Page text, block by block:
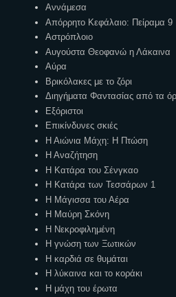
Αννάμεσα
Απόρρητο Κεφάλαιο: Πείραμα 9
Αστρόπλοιο
Αυγούστα Θεοφανώ η Λάκαινα
Αύρα
Βρικόλακες με το ζόρι
Διηγήματα Φαντασίας από τα
Εξόριστοι
Επικίνδυνες σκιές
Η Αιώνια Μάχη: Η Πτώση
Η Αναζήτηση
Η Κατάρα του Σένγκαο
Η Κατάρα των Τεσσάρων 1
Η Μάγισσα του Αέρα
Η Μαύρη Σκόνη
Η Νεκροφιλημένη
Η γνώση των Ξωτικών
Η καρδιά σε θυμάται
Η λύκαινα και το κοράκι
Η μάχη του έρωτα